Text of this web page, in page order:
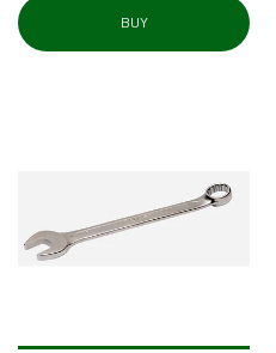
BUY